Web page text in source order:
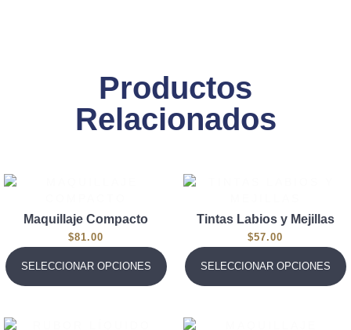
Productos
Relacionados
Maquillaje Compacto
$81.00
SELECCIONAR OPCIONES
Tintas Labios y Mejillas
$57.00
SELECCIONAR OPCIONES